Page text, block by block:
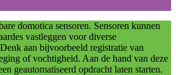
domotica sensoren. Sensoren kunnen
vastleggen voor diverse
aan bijvoorbeeld registratie van
of vochtigheid. Aan de hand van deze
geautomatiseerd opdracht laten starten.